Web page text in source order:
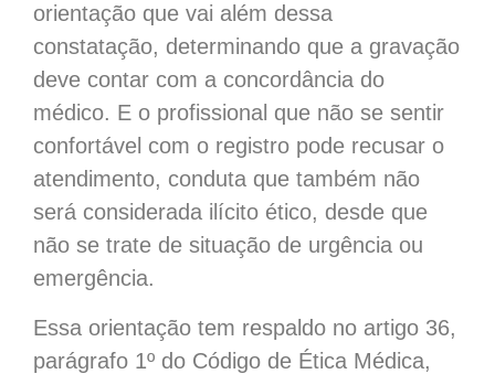
orientação que vai além dessa
constatação, determinando que a gravação
deve contar com a concordância do
médico. E o profissional que não se sentir
confortável com o registro pode recusar o
atendimento, conduta que também não
será considerada ilícito ético, desde que
não se trate de situação de urgência ou
emergência.
Essa orientação tem respaldo no artigo 36,
parágrafo 1º do Código de Ética Médica,